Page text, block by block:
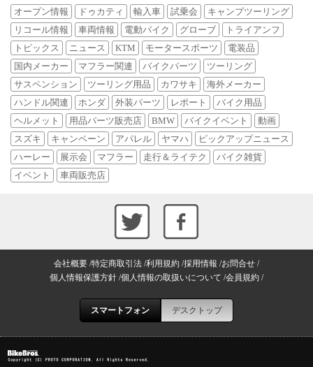
オープン情報 ドゥカティ 輸入車 試乗会
キャンプツーリング
リコール情報
車両情報 電動バイク グローブ
トライアンフ
トピックス
ニュース KTM モータースポーツ
電装品
国内メーカー
マフラー関連 バイクパーツ
ツーリング
サスペンション
ツーリング用品 カワサキ
海外メーカー
ハンドル関連
ホンダ 外装パーツ レポート
バイク用品
ヘルメット
用品パーツ販売店 BMW バイクイベント
動画
スズキ
キャンペーン アパレル ヤマハ
ピックアップニュース
ハーレー
展示会 マフラー 走行＆ライテク
バイク雑貨
イベント
車両販売店
会社概要 特定商取引法 利用規約 採用情報 お問合せ
個人情報保護方針 個人情報の取扱いについて 会員規約
スマートフォン デスクトップ